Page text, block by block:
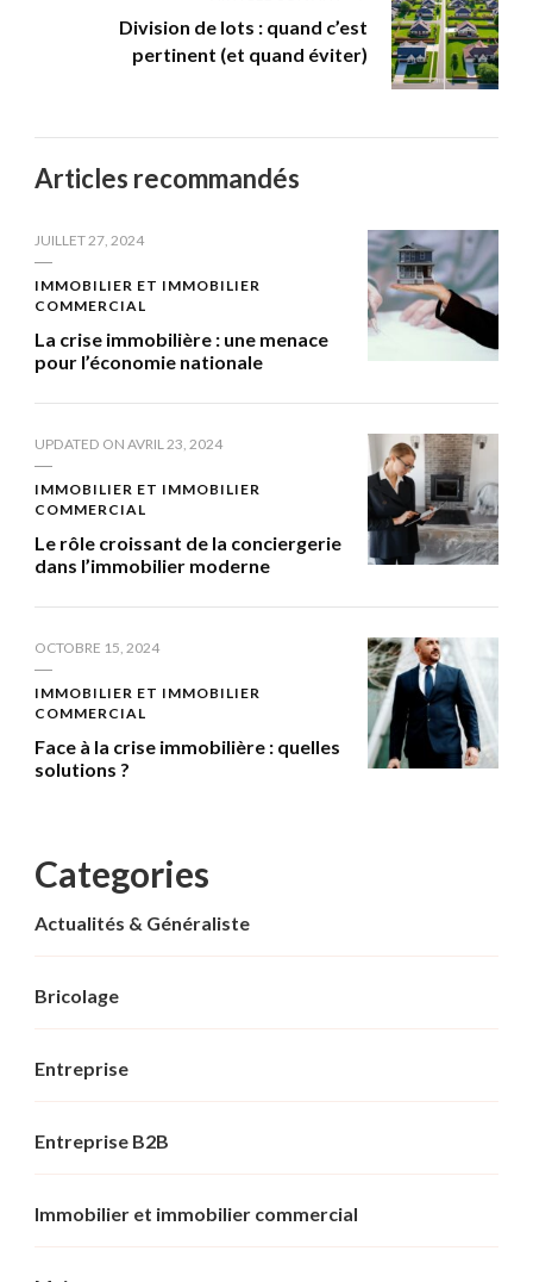
Division de lots : quand c’est
pertinent (et quand éviter)
Articles recommandés
JUILLET 27, 2024
IMMOBILIER ET IMMOBILIER
COMMERCIAL
La crise immobilière : une menace
pour l’économie nationale
UPDATED ON AVRIL 23, 2024
IMMOBILIER ET IMMOBILIER
COMMERCIAL
Le rôle croissant de la conciergerie
dans l’immobilier moderne
OCTOBRE 15, 2024
IMMOBILIER ET IMMOBILIER
COMMERCIAL
Face à la crise immobilière : quelles
solutions ?
Categories
Actualités & Généraliste
Bricolage
Entreprise
Entreprise B2B
Immobilier et immobilier commercial